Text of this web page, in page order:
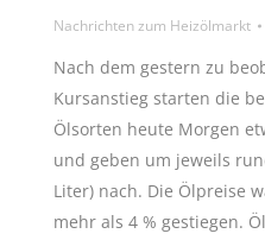
Nachrichten zum Heizölmarkt
Nach dem gestern zu
Kursanstieg starten die
Ölsorten heute Morgen
und geben um jeweils
Liter) nach. Die Ölpreise
mehr als 4 % gestiegen.